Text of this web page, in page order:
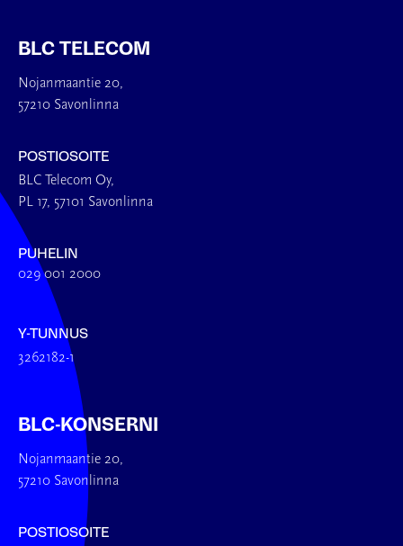
BLC TELECOM
Nojanmaantie 20,
57210 Savonlinna
POSTIOSOITE
BLC Telecom Oy,
PL 17, 57101 Savonlinna
PUHELIN
029 001 2000
Y-TUNNUS
3262182-1
BLC-KONSERNI
Nojanmaantie 20,
57210 Savonlinna
POSTIOSOITE